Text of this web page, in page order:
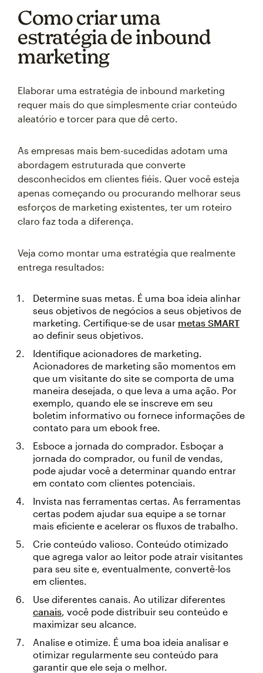
Como criar uma
estratégia de inbound
marketing
Elaborar uma estratégia de inbound marketing
requer mais do que simplesmente criar conteúdo
aleatório e torcer para que dê certo.
As empresas mais bem-sucedidas adotam uma
abordagem estruturada que converte
desconhecidos em clientes fiéis. Quer você esteja
apenas começando ou procurando melhorar seus
esforços de marketing existentes, ter um roteiro
claro faz toda a diferença.
Veja como montar uma estratégia que realmente
entrega resultados:
Determine suas metas. É uma boa ideia alinhar
seus objetivos de negócios a seus objetivos de
marketing. Certifique-se de usar metas SMART
ao definir seus objetivos.
Identifique acionadores de marketing.
Acionadores de marketing são momentos em
que um visitante do site se comporta de uma
maneira desejada, o que leva a uma ação. Por
exemplo, quando ele se inscreve em seu
boletim informativo ou fornece informações de
contato para um ebook free.
Esboce a jornada do comprador. Esboçar a
jornada do comprador, ou funil de vendas,
pode ajudar você a determinar quando entrar
em contato com clientes potenciais.
Invista nas ferramentas certas. As ferramentas
certas podem ajudar sua equipe a se tornar
mais eficiente e acelerar os fluxos de trabalho.
Crie conteúdo valioso. Conteúdo otimizado
que agrega valor ao leitor pode atrair visitantes
para seu site e, eventualmente, convertê-los
em clientes.
Use diferentes canais. Ao utilizar diferentes
canais, você pode distribuir seu conteúdo e
maximizar seu alcance.
Analise e otimize. É uma boa ideia analisar e
otimizar regularmente seu conteúdo para
garantir que ele seja o melhor.